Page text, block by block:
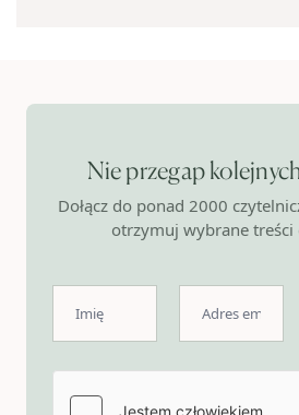
Nie przegap
Dołącz do ponad 2000
otrzymuj wybrane treści